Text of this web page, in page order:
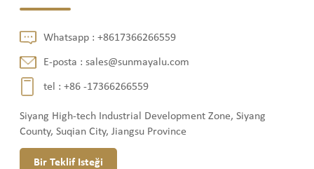
Whatsapp :+8617366266559
E-posta :sales@sunmayalu.com
tel :+86 -17366266559
Siyang High-tech Industrial Development Zone, Siyang
County, Suqian City, Jiangsu Province
Bir Teklif Isteği